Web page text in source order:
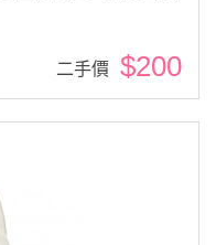
$200
二手價